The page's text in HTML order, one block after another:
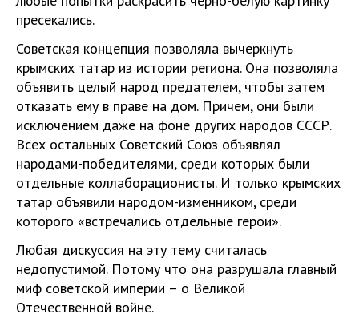
пресекались.
Советская концепция позволяла вычеркнуть
крымских татар из истории региона. Она позволяла
объявить целый народ предателем, чтобы затем
отказать ему в праве на дом. Причем, они были
исключением даже на фоне других народов СССР.
Всех остальных Советский Союз объявлял
народами-победителями, среди которых были
отдельные коллаборационисты. И только крымских
татар объявили народом-изменником, среди
которого «встречались отдельные герои».
Любая дискуссия на эту тему считалась
недопустимой. Потому что она разрушала главный
миф советской империи – о Великой
Отечественной войне.